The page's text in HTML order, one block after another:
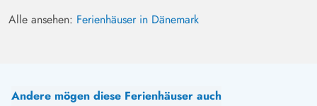
Alle ansehen: Ferienhäuser in Dänemark
Andere mögen diese Ferienhäuser auch